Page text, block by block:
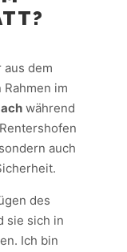
dem
im
während
auch
des
sie sich in
Ich bin